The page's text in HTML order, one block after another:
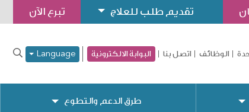
تبرع الآن تقديم طلب للعلاج
الوظائف اتصل بنا البوابة الالكترونية Language
طرق الدعم والتطوع